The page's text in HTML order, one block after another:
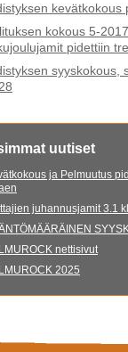
kokous 5-
pidettiin
syyskokous,
uutiset
ja Pelmuutus
juhannusjamit 3.1
nettisivut
2025